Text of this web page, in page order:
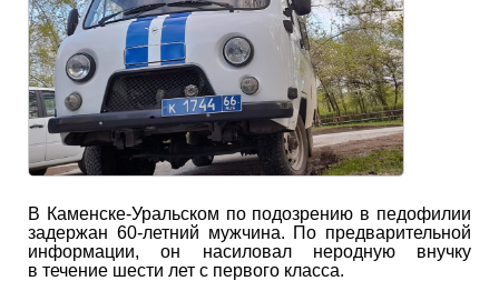
В Каменске-Уральском по подозрению в педофилии
задержан 60-летний мужчина. По предварительной
информации, он насиловал неродную внучку
в течение шести лет с первого класса.